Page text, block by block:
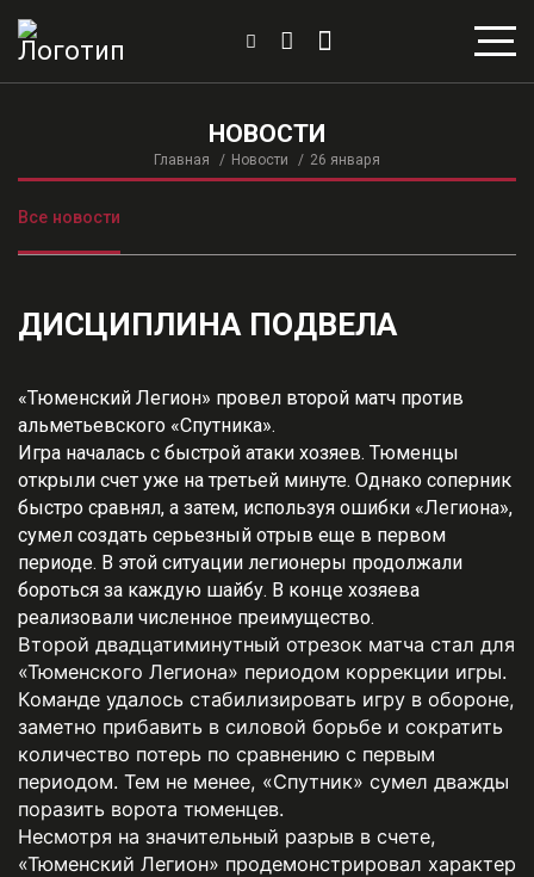
НОВОСТИ
Главная Новости 26 января
Все новости
ДИСЦИПЛИНА ПОДВЕЛА
«Тюменский Легион» провел второй матч против
альметьевского «Спутника».
Игра началась с быстрой атаки хозяев. Тюменцы
открыли счет уже на третьей минуте. Однако соперник
быстро сравнял, а затем, используя ошибки «Легиона»,
сумел создать серьезный отрыв еще в первом
периоде. В этой ситуации легионеры продолжали
бороться за каждую шайбу. В конце хозяева
реализовали численное преимущество.
Второй двадцатиминутный отрезок матча стал для
«Тюменского Легиона» периодом коррекции игры.
Команде удалось стабилизировать игру в обороне,
заметно прибавить в силовой борьбе и сократить
количество потерь по сравнению с первым
периодом. Тем не менее, «Спутник» сумел дважды
поразить ворота тюменцев.
Несмотря на значительный разрыв в счете,
«Тюменский Легион» продемонстрировал характер